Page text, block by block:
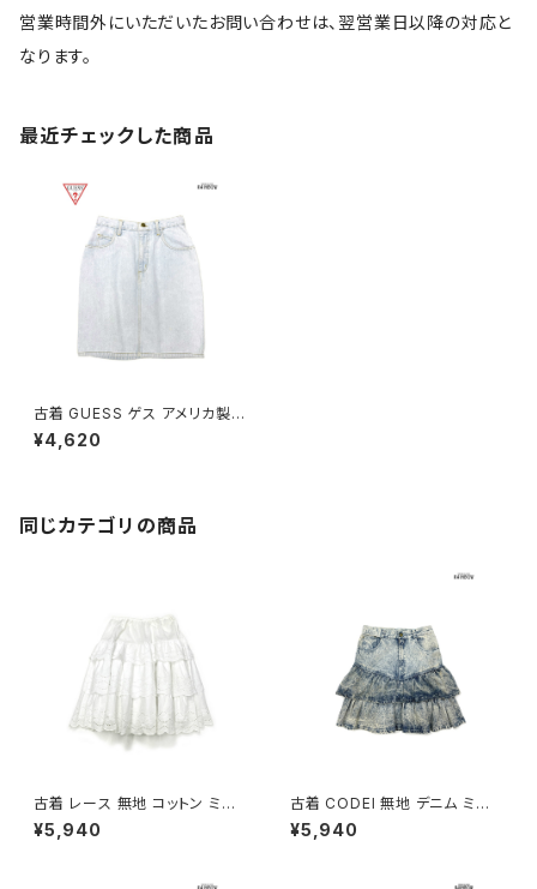
営業時間外にいただいたお問い合わせは、翌営業日以降の対応と
なります。
最近チェックした商品
古着 GUESS ゲス アメリカ製
無地 デニム ミニ丈 スカート グ
レー 水色 (btu2505022)
¥4,620
同じカテゴリの商品
古着 レース 無地 コットン ミニ
丈 ティアード スカート 白 (ba2
607001)
¥5,940
古着 CODEI 無地 デニム ミニ
丈 ティアード スカート 青 水色
(btu2601044)
¥5,940